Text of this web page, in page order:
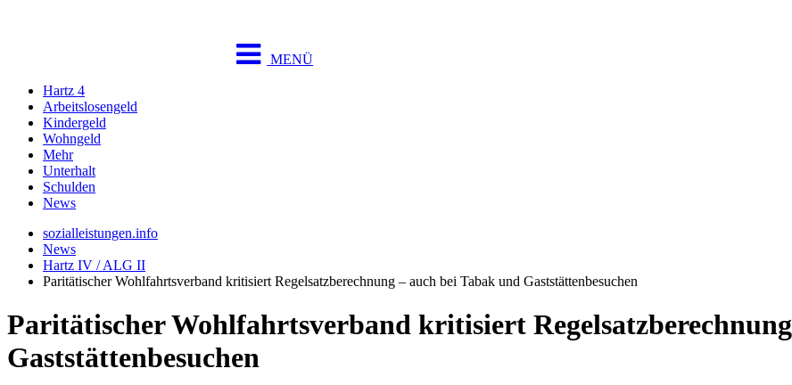
MENÜ
Hartz 4
Arbeitslosengeld
Kindergeld
Wohngeld
Mehr
Unterhalt
Schulden
News
sozialleistungen.info
News
Hartz IV / ALG II
Paritätischer Wohlfahrtsverband kritisiert Regelsatzberechnung – auch bei Tabak und Gaststättenbesuchen
Paritätischer Wohlfahrtsverband kritisiert
Gaststättenbesuchen